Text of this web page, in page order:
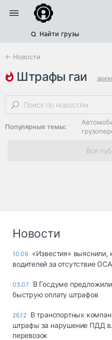
Найти грузы
← Новости
штрафы гаи
штрафы
Популярные темы:
логистика
опасные
Склады и
грузовые
Все
Новости
10.09 «Известия» выяснили,
водителей за отсутствие
03.07
В Госдуме
быструю оплату штрафов
26.12 В транспортных
штрафы за нарушение ПДД
перевозок